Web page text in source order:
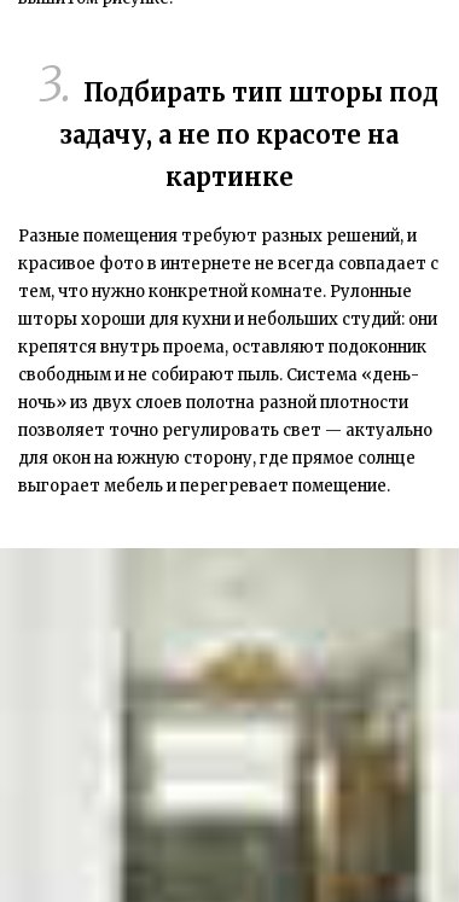
Подбирать тип шторы под
задачу, а не по красоте на
картинке
Разные помещения требуют разных решений, и
красивое фото в интернете не всегда совпадает с
тем, что нужно конкретной комнате. Рулонные
шторы хороши для кухни и небольших студий: они
крепятся внутрь проема, оставляют подоконник
свободным и не собирают пыль. Система «день-
ночь» из двух слоев полотна разной плотности
позволяет точно регулировать свет — актуально
для окон на южную сторону, где прямое солнце
выгорает мебель и перегревает помещение.